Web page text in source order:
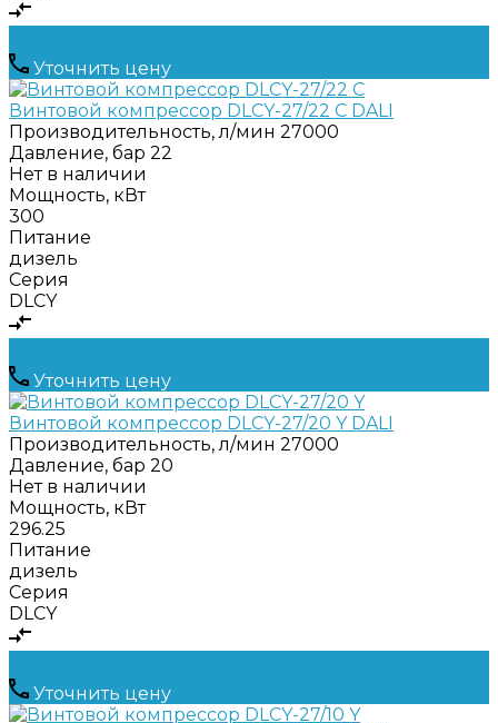
Уточнить цену
Винтовой компрессор DLCY-27/22 C DALI
Производительность, л/мин 27000
Давление, бар 22
Нет в наличии
Мощность, кВт
300
Питание
дизель
Серия
DLCY
Уточнить цену
Винтовой компрессор DLCY-27/20 Y DALI
Производительность, л/мин 27000
Давление, бар 20
Нет в наличии
Мощность, кВт
296.25
Питание
дизель
Серия
DLCY
Уточнить цену